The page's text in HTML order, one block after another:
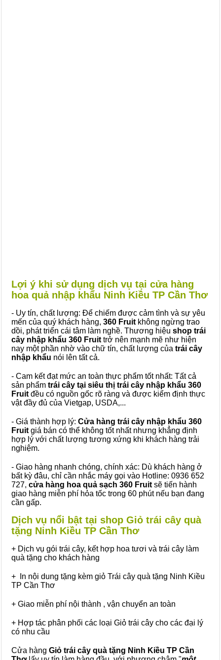
Lợi ý khi sử dụng dịch vụ tại cửa hàng
hoa quả nhập khẩu Ninh Kiều TP Cần Thơ
- Uy tín, chất lượng: Để chiếm được cảm tình và sự yêu
mến của quý khách hàng, 360 Fruit không ngừng trao
dồi, phát triển cái tâm làm nghề. Thương hiệu shop trái
cây nhập khẩu 360 Fruit trở nên mạnh mẽ như hiện
nay một phần nhờ vào chữ tín, chất lượng của trái cây
nhập khẩu nói lên tất cả.
- Cam kết đạt mức an toàn thực phẩm tốt nhất: Tất cả
sản phẩm trái cây tại siêu thị trái cây nhập khẩu 360
Fruit đều có nguồn gốc rõ ràng và được kiểm định thực
vật đầy đủ của Vietgap, USDA,...
- Giá thành hợp lý: Cửa hàng trái cây nhập khẩu 360
Fruit giá bán có thể không tốt nhất nhưng khẳng định
hợp lý với chất lượng tương xứng khi khách hàng trải
nghiệm.
- Giao hàng nhanh chóng, chính xác: Dù khách hàng ở
bất kỳ đâu, chỉ cần nhắc máy gọi vào Hotline: 0936 652
727, cửa hàng hoa quả sạch 360 Fruit sẽ tiến hành
giao hàng miễn phí hỏa tốc trong 60 phút nếu bạn đang
cần gấp.
Dịch vụ nổi bật tại shop Giỏ trái cây quà
tặng Ninh Kiều TP Cần Thơ
+ Dịch vụ gói trái cây, kết hợp hoa tươi và trái cây làm
quà tặng cho khách hàng
+ In nội dung tặng kèm giỏ Trái cây quà tặng Ninh Kiều
TP Cần Thơ
+ Giao miễn phí nội thành , vận chuyển an toàn
+ Hợp tác phân phối các loại Giỏ trái cây cho các đại lý
có nhu cầu
Cửa hàng Giỏ trái cây quà tặng Ninh Kiều TP Cần